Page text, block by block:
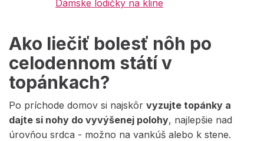
Dámske lodičky na kline
Ako liečiť bolesť nôh po
celodennom státí v
topánkach?
Po príchode domov si najskôr vyzujte topánky a
dajte si nohy do vyvýšenej polohy, najlepšie nad
úrovňou srdca - možno na vankúš alebo k stene.